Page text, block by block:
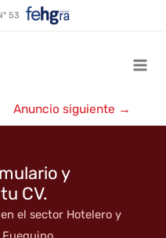
53
Anuncio siguiente →
y
CV.
el sector Hotelero y